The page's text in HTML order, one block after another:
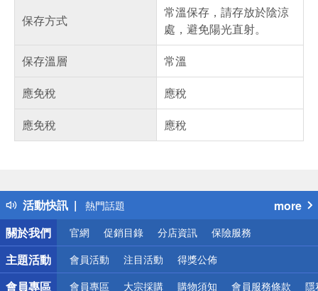
保存方式
常溫保存，請存放於陰涼
處，避免陽光直射。
保存溫層
常溫
應免稅
應稅
應免稅
應稅
活動快訊
得獎公告
熱門話題
銀行優惠
偏遠地區配送
詐騙網頁！請小心！
more
關於我們
官網 促銷目錄 分店資訊 保險服務
主題活動 會員活動 注目活動 得獎公佈
會員專區 會員專區 大宗採購 購物須知 會員服務條款 隱